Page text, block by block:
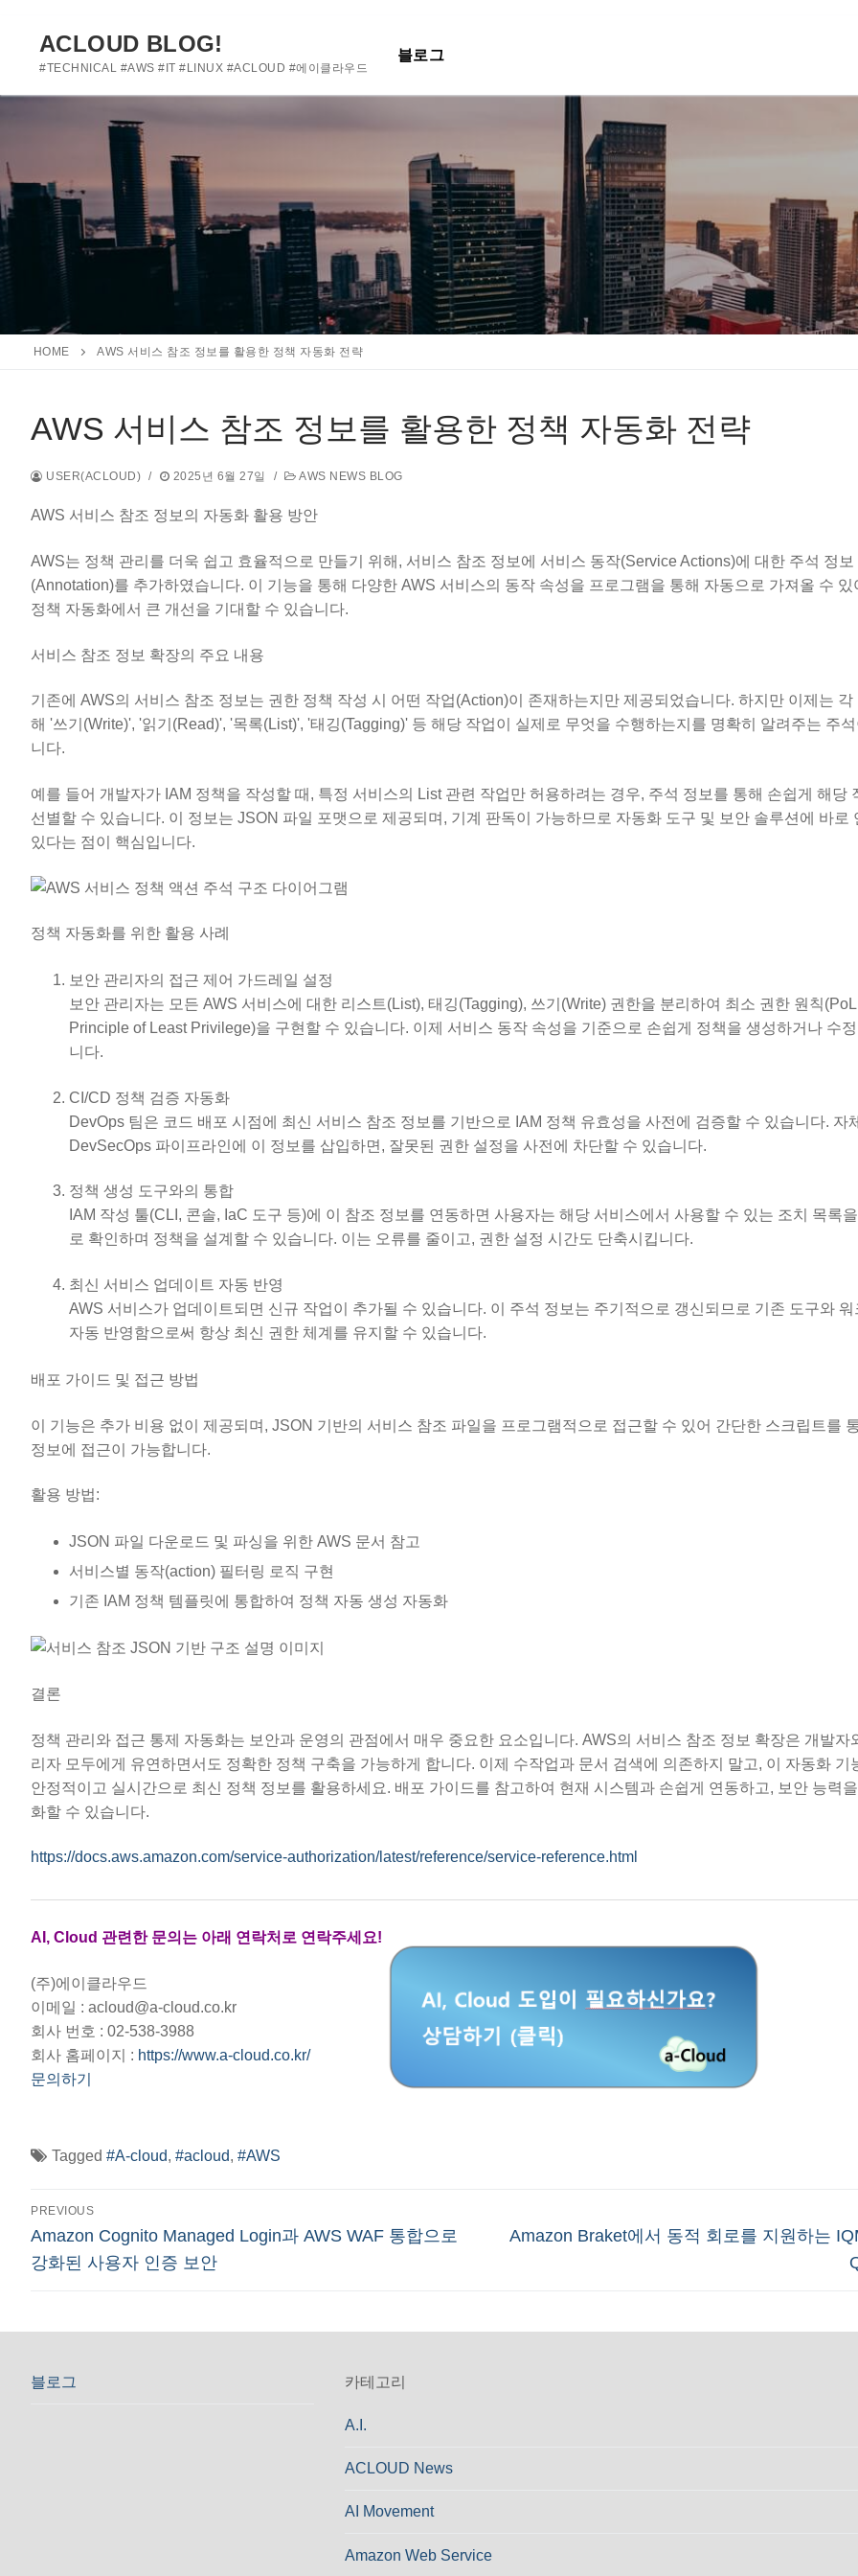
기
ACLOUD BLOG!
#TECHNICAL #AWS #IT #LINUX #ACLOUD #에이클라우드
블로그
HOME AWS 서비스 참조 정보를 활용한 정책 자동화 전략
AWS 서비스 참조 정보를 활용한 정책 자동화 전략
USER(ACLOUD) / 2025년 6월 27일 / AWS NEWS BLOG
AWS 서비스 참조 정보의 자동화 활용 방안
AWS는 정책 관리를 더욱 쉽고 효율적으로 만들기 위해, 서비스 참조 정보에 서비스 동작(Service Actions)에 대한 주석 정보
(Annotation)를 추가하였습니다. 이 기능을 통해 다양한 AWS 서비스의 동작 속성을 프로그램을 통해 자동으로 가져올 수 있
정책 자동화에서 큰 개선을 기대할 수 있습니다.
서비스 참조 정보 확장의 주요 내용
기존에 AWS의 서비스 참조 정보는 권한 정책 작성 시 어떤 작업(Action)이 존재하는지만 제공되었습니다. 하지만 이제는 각
해 '쓰기(Write)', '읽기(Read)', '목록(List)', '태깅(Tagging)' 등 해당 작업이 실제로 무엇을 수행하는지를 명확히 알려주는 주
니다.
예를 들어 개발자가 IAM 정책을 작성할 때, 특정 서비스의 List 관련 작업만 허용하려는 경우, 주석 정보를 통해 손쉽게 해당
선별할 수 있습니다. 이 정보는 JSON 파일 포맷으로 제공되며, 기계 판독이 가능하므로 자동화 도구 및 보안 솔루션에 바로
있다는 점이 핵심입니다.
정책 자동화를 위한 활용 사례
보안 관리자의 접근 제어 가드레일 설정
보안 관리자는 모든 AWS 서비스에 대한 리스트(List), 태깅(Tagging), 쓰기(Write) 권한을 분리하여 최소 권한 원칙
Principle of Least Privilege)을 구현할 수 있습니다. 이제 서비스 동작 속성을 기준으로 손쉽게 정책을 생성하거나 수
니다.
CI/CD 정책 검증 자동화
DevOps 팀은 코드 배포 시점에 최신 서비스 참조 정보를 기반으로 IAM 정책 유효성을 사전에 검증할 수 있습니다. 자
DevSecOps 파이프라인에 이 정보를 삽입하면, 잘못된 권한 설정을 사전에 차단할 수 있습니다.
정책 생성 도구와의 통합
IAM 작성 툴(CLI, 콘솔, IaC 도구 등)에 이 참조 정보를 연동하면 사용자는 해당 서비스에서 사용할 수 있는 조치 목록
로 확인하며 정책을 설계할 수 있습니다. 이는 오류를 줄이고, 권한 설정 시간도 단축시킵니다.
최신 서비스 업데이트 자동 반영
AWS 서비스가 업데이트되면 신규 작업이 추가될 수 있습니다. 이 주석 정보는 주기적으로 갱신되므로 기존 도구와
자동 반영함으로써 항상 최신 권한 체계를 유지할 수 있습니다.
배포 가이드 및 접근 방법
이 기능은 추가 비용 없이 제공되며, JSON 기반의 서비스 참조 파일을 프로그램적으로 접근할 수 있어 간단한 스크립트를
정보에 접근이 가능합니다.
활용 방법:
JSON 파일 다운로드 및 파싱을 위한 AWS 문서 참고
서비스별 동작(action) 필터링 로직 구현
기존 IAM 정책 템플릿에 통합하여 정책 자동 생성 자동화
결론
정책 관리와 접근 통제 자동화는 보안과 운영의 관점에서 매우 중요한 요소입니다. AWS의 서비스 참조 정보 확장은 개발자
리자 모두에게 유연하면서도 정확한 정책 구축을 가능하게 합니다. 이제 수작업과 문서 검색에 의존하지 말고, 이 자동화 기
안정적이고 실시간으로 최신 정책 정보를 활용하세요. 배포 가이드를 참고하여 현재 시스템과 손쉽게 연동하고, 보안 능력
화할 수 있습니다.
https://docs.aws.amazon.com/service-authorization/latest/reference/service-reference.html
AI, Cloud 관련한 문의는 아래 연락처로 연락주세요!
(주)에이클라우드
이메일 : acloud@a-cloud.co.kr
회사 번호 : 02-538-3988
회사 홈페이지 : https://www.a-cloud.co.kr/
문의하기
Tagged #A-cloud, #acloud, #AWS
글
탐
색
PREVIOUS
Previous
post:
Amazon Cognito Managed Login과 AWS WAF 통합으로
강화된 사용자 인증 보안
Next
Amazon Braket에서 동적 회로를 지원하는
블로그 카테고리
A.I.
ACLOUD News
AI Movement
Amazon Web Service